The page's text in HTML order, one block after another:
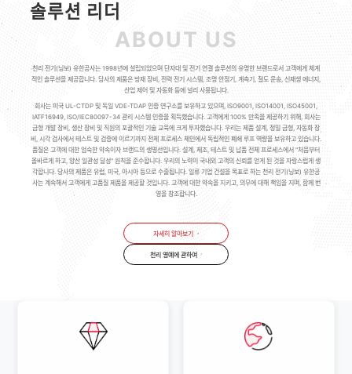
솔루션 리더
ABOUT US
천리 전기(닝보) 유한공사는 1998년에 설립되었으며 단자대 및 전기 연결 솔루션의 유명한 브랜드로서 고객에게 체계
적인 솔루션을 제공합니다. 당사의 제품은 방재 장비, 전력 전기 시스템, 조명 안정기, 계측기, 철도 운송, 신재생 에너지,
산업 제어 및 자동화 등에 널리 사용됩니다.
회사는 미국 UL-CTDP 및 독일 VDE-TDAP 인증 연구소를 보유하고 있으며, ISO9001, ISO14001, ISO45001,
IATF16949, ISO/IEC80097-34 관리 시스템 인증을 획득했습니다. 고객에게 100% 만족을 제공하기 위해, 회사는
금형 개발 장비, 생산 장비 및 직원의 포괄적인 기술 교육에 크게 투자했습니다. 우리는 제품 설계, 정밀 금형, 자동화 장
비, 시각 검사에서 테스트 및 검증에 이르기까지 전체 프로세스 체인에서 독립적인 폐쇄 루프 역량을 보유하고 있습니다.
품질은 고객에 대한 엄숙한 약속이자 브랜드의 생명선입니다. 설계, 제조, 테스트 및 납품 전체 프로세스에서 "처음부터
올바르게 하고, 양산 일관성 달성" 원칙을 준수합니다. 우리의 노력이 국내외 고객의 신뢰를 얻게 된 것을 자랑스럽게 생
각합니다. 당사의 제품은 유럽, 미국, 아시아 등으로 수출됩니다. 일류 기업 건설을 목표로 하는 천리 전기(닝보) 유한공
사는 계속해서 고객에게 고품질 제품을 제공할 것입니다. 고객에 대한 약속을 지키고, 의무에 대해 책임을 지며, 함께 번
영을 창조합니다.
자세히 알아보기
천리 영예에 관하여